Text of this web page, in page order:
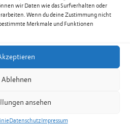
wir Daten wie das Surfverhalten oder
Wenn du deine Zustimmung nicht
Merkmale und Funktionen
Ablehnen
ansehen
DatenschutzImpressum
als PDF herunterladen